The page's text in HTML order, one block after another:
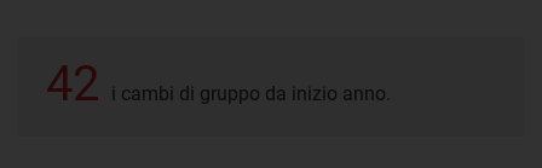
42 i cambi di gruppo da inizio anno.